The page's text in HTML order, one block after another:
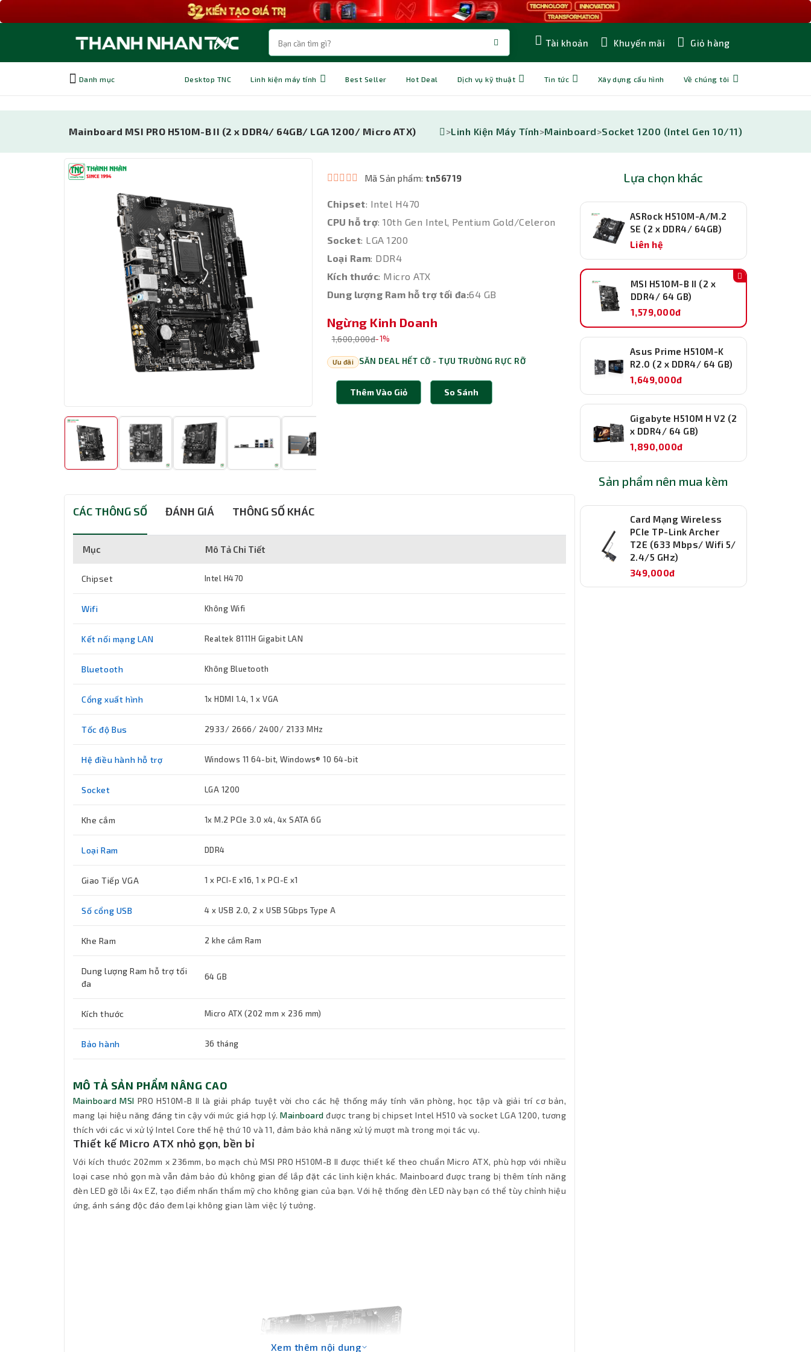
Tài khoản Khuyến mãi Giỏ hàng
Danh mục Desktop TNC Linh kiện máy tính Best Seller Hot Deal Dịch vụ kỹ thuật Tin tức Xây dựng cấu hình Về chúng tôi
Mainboard MSI PRO H510M-B II (2 x DDR4/ 64GB/ LGA 1200/ Micro ATX) >Linh Kiện Máy Tính>Mainboard>Socket 1200 (Intel Gen 10/11)
Mã Sản phẩm:tn56719
Chipset: Intel H470
CPU hỗ trợ: 10th Gen Intel, Pentium Gold/Celeron
Socket: LGA 1200
Loại Ram: DDR4
Kích thước: Micro ATX
Dung lượng Ram hỗ trợ tối đa:64 GB
Ngừng Kinh Doanh
1,600,000đ-1%
Ưu đãi SĂN DEAL HẾT CỠ - TỰU TRƯỜNG RỰC RỠ
Thêm Vào Giỏ So Sánh
CÁC THÔNG SỐ ĐÁNH GIÁ THÔNG SỐ KHÁC
Mục Mô Tả Chi Tiết
Chipset Intel H470
Wifi Không Wifi
Kết nối mạng LAN Realtek 8111H Gigabit LAN
Bluetooth Không Bluetooth
Cổng xuất hình 1x HDMI 1.4, 1 x VGA
Tốc độ Bus 2933/ 2666/ 2400/ 2133 MHz
Hệ điều hành hỗ trợ Windows 11 64-bit, Windows® 10 64-bit
Socket LGA 1200
Khe cắm 1x M.2 PCIe 3.0 x4, 4x SATA 6G
Loại Ram DDR4
Giao Tiếp VGA 1 x PCI-E x16, 1 x PCI-E x1
Số cổng USB 4 x USB 2.0, 2 x USB 5Gbps Type A
Khe Ram 2 khe cắm Ram
Dung lượng Ram hỗ trợ tối
đa
64 GB
Kích thước Micro ATX (202 mm x 236 mm)
Bảo hành 36 tháng
MÔ TẢ SẢN PHẨM NÂNG CAO
Mainboard MSI PRO H510M-B II là giải pháp tuyệt vời cho các hệ thống máy tính văn phòng, học tập và giải trí cơ bản,
mang lại hiệu năng đáng tin cậy với mức giá hợp lý.Mainboard được trang bị chipset Intel H510 và socket LGA 1200, tương
thích với các vi xử lý Intel Core thế hệ thứ 10 và 11, đảm bảo khả năng xử lý mượt mà trong mọi tác vụ.
Thiết kế Micro ATX nhỏ gọn, bền bỉ
Với kích thước 202mm x 236mm, bo mạch chủ MSI PRO H510M-B II được thiết kế theo chuẩn Micro ATX, phù hợp với nhiều
loại case nhỏ gọn mà vẫn đảm bảo đủ không gian để lắp đặt các linh kiện khác. Mainboard được trang bị thêm tính năng
đèn LED gỡ lỗi 4x EZ, tạo điểm nhấn thẩm mỹ cho không gian của bạn. Với hệ thống đèn LED này bạn có thể tùy chỉnh hiệu
ứng, ánh sáng độc đáo đem lại không gian làm việc lý tưởng.
Xem thêm nội dung
Lựa chọn khác
ASRock H510M-A/M.2
SE (2 x DDR4/ 64GB)
Liên hệ
MSI H510M-B II (2 x
DDR4/ 64 GB)
1,579,000đ
Asus Prime H510M-K
R2.0 (2 x DDR4/ 64 GB)
1,649,000đ
Gigabyte H510M H V2 (2
x DDR4/ 64 GB)
1,890,000đ
Sản phẩm nên mua kèm
Card Mạng Wireless
PCIe TP-Link Archer
T2E (633 Mbps/ Wifi 5/
2.4/5 GHz)
349,000đ